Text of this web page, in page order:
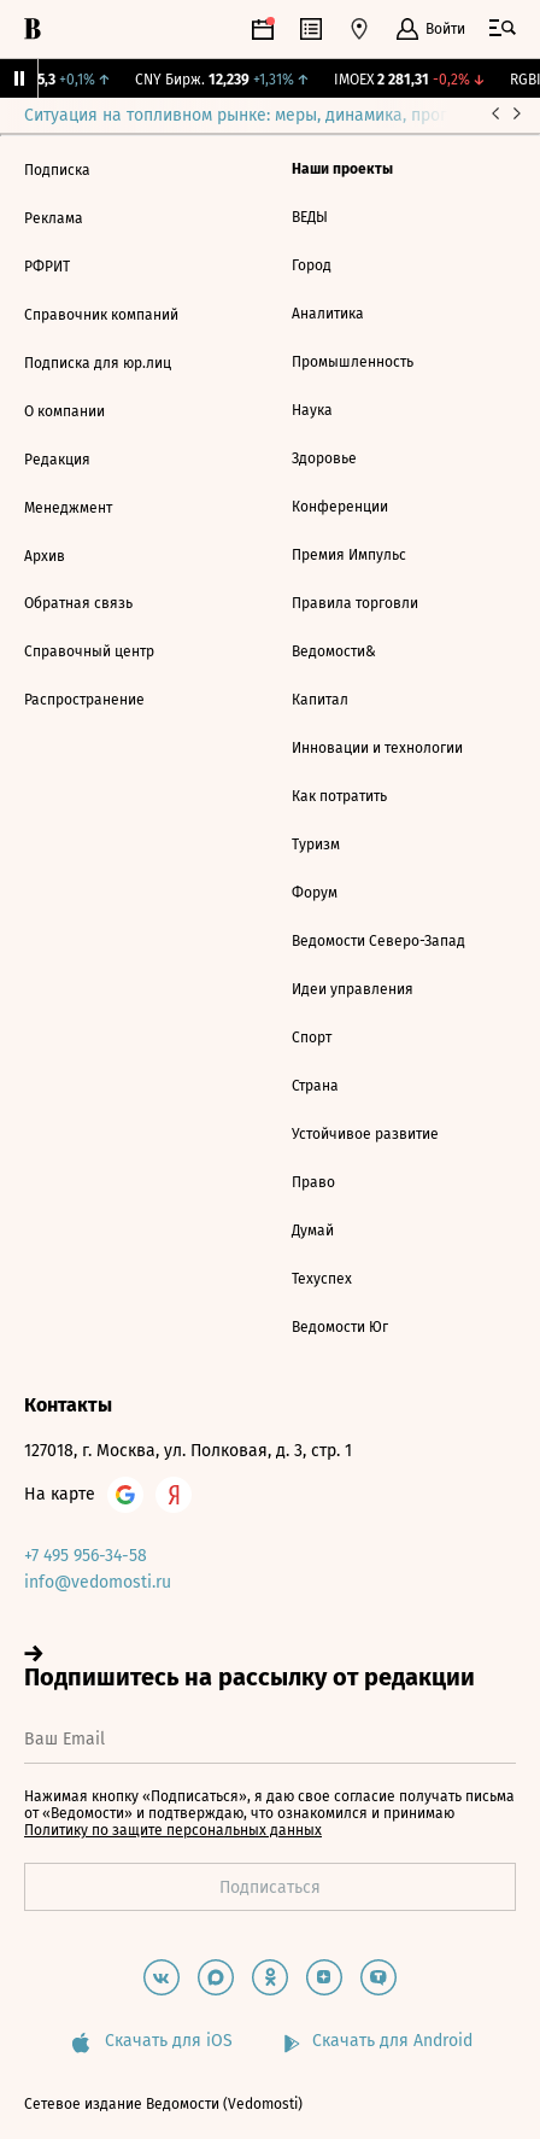
Войти
115,3 +0,1%↑ CNY Бирж. 12,239 +1,31%↑ IMOEX 2 281,31 -0,2%↓
Ситуация на топливном рынке: меры, динамика, прогнозы
Подписка
Реклама
РФРИТ
Справочник компаний
Подписка для юр.лиц
О компании
Редакция
Менеджмент
Архив
Обратная связь
Справочный центр
Распространение
Наши проекты
ВЕДЫ
Город
Аналитика
Промышленность
Наука
Здоровье
Конференции
Премия Импульс
Правила торговли
Ведомости&
Капитал
Инновации и технологии
Как потратить
Туризм
Форум
Ведомости Северо-Запад
Идеи управления
Спорт
Страна
Устойчивое развитие
Право
Думай
Техуспех
Ведомости Юг
Контакты
127018, г. Москва, ул. Полковая, д. 3, стр. 1
На карте
+7 495 956-34-58
info@vedomosti.ru
Нажимая кнопку «Подписаться», я даю свое согласие получать письма
от «Ведомости» и подтверждаю, что ознакомился и принимаю
Политику по защите персональных данных
Скачать для iOS Скачать для Android
Сетевое издание Ведомости (Vedomosti)